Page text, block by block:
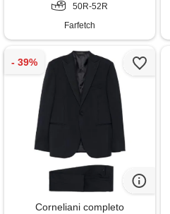
50R-52R
Farfetch
Corneliani completo